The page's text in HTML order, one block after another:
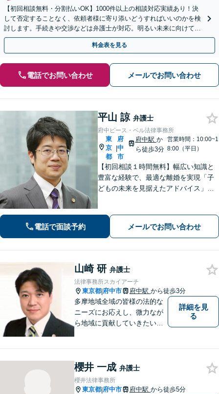
【初回相談無料・分割払いOK】1000件以上の相談対応実績あり！決
して否定することなく、依頼者様に寄り添いどうすればいいのかを検
討します。手続きや交渉などは弁護士が対応。明るい未来に向けて一
緒に頑張りましょう【休日・夜間相談可】【完全個室】
料金表を見る
電話でお問い合わせ メールでお問い合わせ
平山 諒 弁護士
府中ピース・ベル法律事務所
東
京
都
|
府
中
市
府中駅 か
ら徒歩3分
営業時間：10:00~1
8:00（平日）
【初回相談１時間無料】幅広い知識と
豊富な経験で、最適な離婚を実現「子
どもの未来を見据えたアドバイス」
ラスメント対策措置をレクチャー。過
労死・過労自殺などの問題にも精通
電話で面談予約 メールでお問い合わせ
山崎 研 弁護士
法律事務所スカイアーチ
東京都|府中市 府中駅 から徒歩3分
多摩地域全域の皆様の法的な
ニーズにお応えし、微力なが
ら地域に貢献していきたいと
詳細を見
る
櫻井 一成 弁護士
櫻井法律事務所
東京都|府中市 府中駅 から徒歩5分